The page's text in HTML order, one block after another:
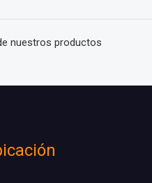
nuestros productos